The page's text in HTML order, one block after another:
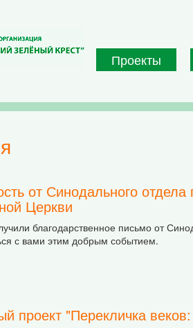
Проекты
от Синодального
Церкви
благодарственное письмо от
с вами этим добрым событием.
проект "Перекличка